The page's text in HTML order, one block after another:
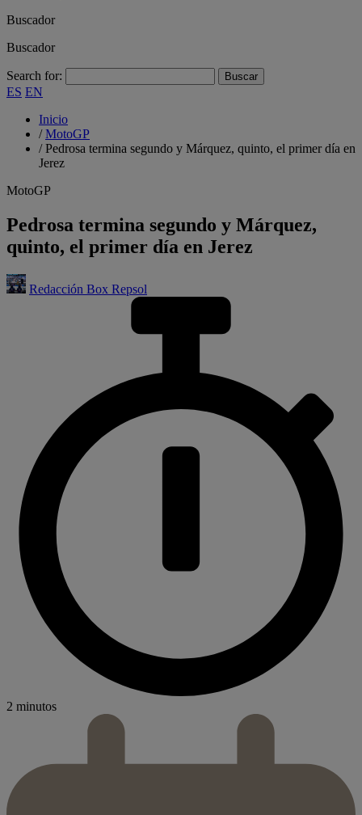
Buscador
Buscador
Search for:
ES EN
Inicio
/MotoGP
/Pedrosa termina segundo y Márquez, quinto, el primer día en
Jerez
MotoGP
Pedrosa termina segundo y Márquez,
quinto, el primer día en Jerez
Redacción Box Repsol
2 minutos